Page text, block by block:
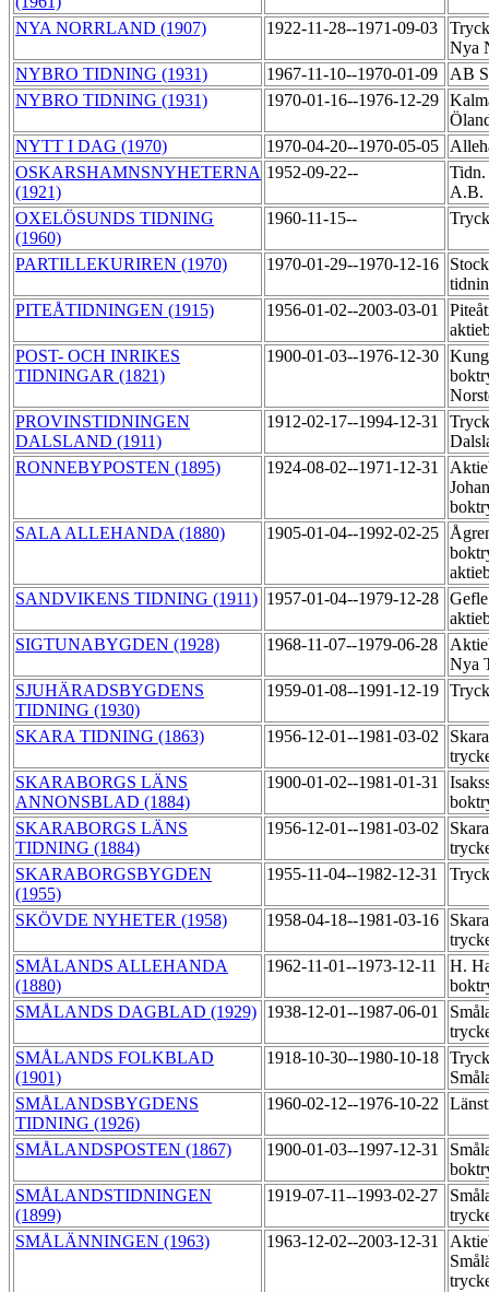
NYA NORRLAND (1907)
1922-11-28--1971-09-03
Nya
NYBRO TIDNING (1931)
1967-11-10--1970-01-09
AB
NYBRO TIDNING (1931)
1970-01-16--1976-12-29
NYTT I DAG (1970)
1970-04-20--1970-05-05
OSKARSHAMNSNYHETERNA
(1921)
1952-09-22--
Tidn.
A.B.
OXELÖSUNDS TIDNING
(1960)
1960-11-15--
PARTILLEKURIREN (1970) 1970-01-29--1970-12-16
PITEÅTIDNINGEN (1915)
1956-01-02--2003-03-01
POST- OCH INRIKES
TIDNINGAR (1821)
1900-01-03--1976-12-30
PROVINSTIDNINGEN
DALSLAND (1911)
1912-02-17--1994-12-31
RONNEBYPOSTEN (1895)
1924-08-02--1971-12-31
SALA ALLEHANDA (1880)
1905-01-04--1992-02-25
SANDVIKENS TIDNING (1911) 1957-01-04--1979-12-28
SIGTUNABYGDEN (1928)
1968-11-07--1979-06-28
Nya
SJUHÄRADSBYGDENS
TIDNING (1930)
1959-01-08--1991-12-19
SKARA TIDNING (1863) 1956-12-01--1981-03-02
SKARABORGS LÄNS
ANNONSBLAD (1884)
1900-01-02--1981-01-31
SKARABORGS LÄNS
TIDNING (1884)
1956-12-01--1981-03-02
SKARABORGSBYGDEN
(1955)
1955-11-04--1982-12-31
SKÖVDE NYHETER (1958) 1958-04-18--1981-03-16
SMÅLANDS ALLEHANDA
(1880)
1962-11-01--1973-12-11
H.
SMÅLANDS DAGBLAD (1929) 1938-12-01--1987-06-01
SMÅLANDS FOLKBLAD
(1901)
1918-10-30--1980-10-18
SMÅLANDSBYGDENS
TIDNING (1926)
1960-02-12--1976-10-22
SMÅLANDSPOSTEN (1867) 1900-01-03--1997-12-31
SMÅLANDSTIDNINGEN
(1899)
1919-07-11--1993-02-27
SMÅLÄNNINGEN (1963)
1963-12-02--2003-12-31